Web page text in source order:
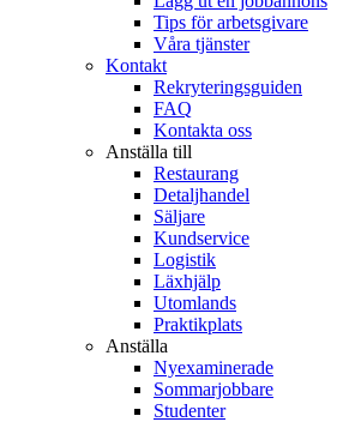
Tips för arbetsgivare
Våra tjänster
Kontakt
Rekryteringsguiden
FAQ
Kontakta oss
Anställa till
Restaurang
Detaljhandel
Säljare
Kundservice
Logistik
Läxhjälp
Utomlands
Praktikplats
Anställa
Nyexaminerade
Sommarjobbare
Studenter